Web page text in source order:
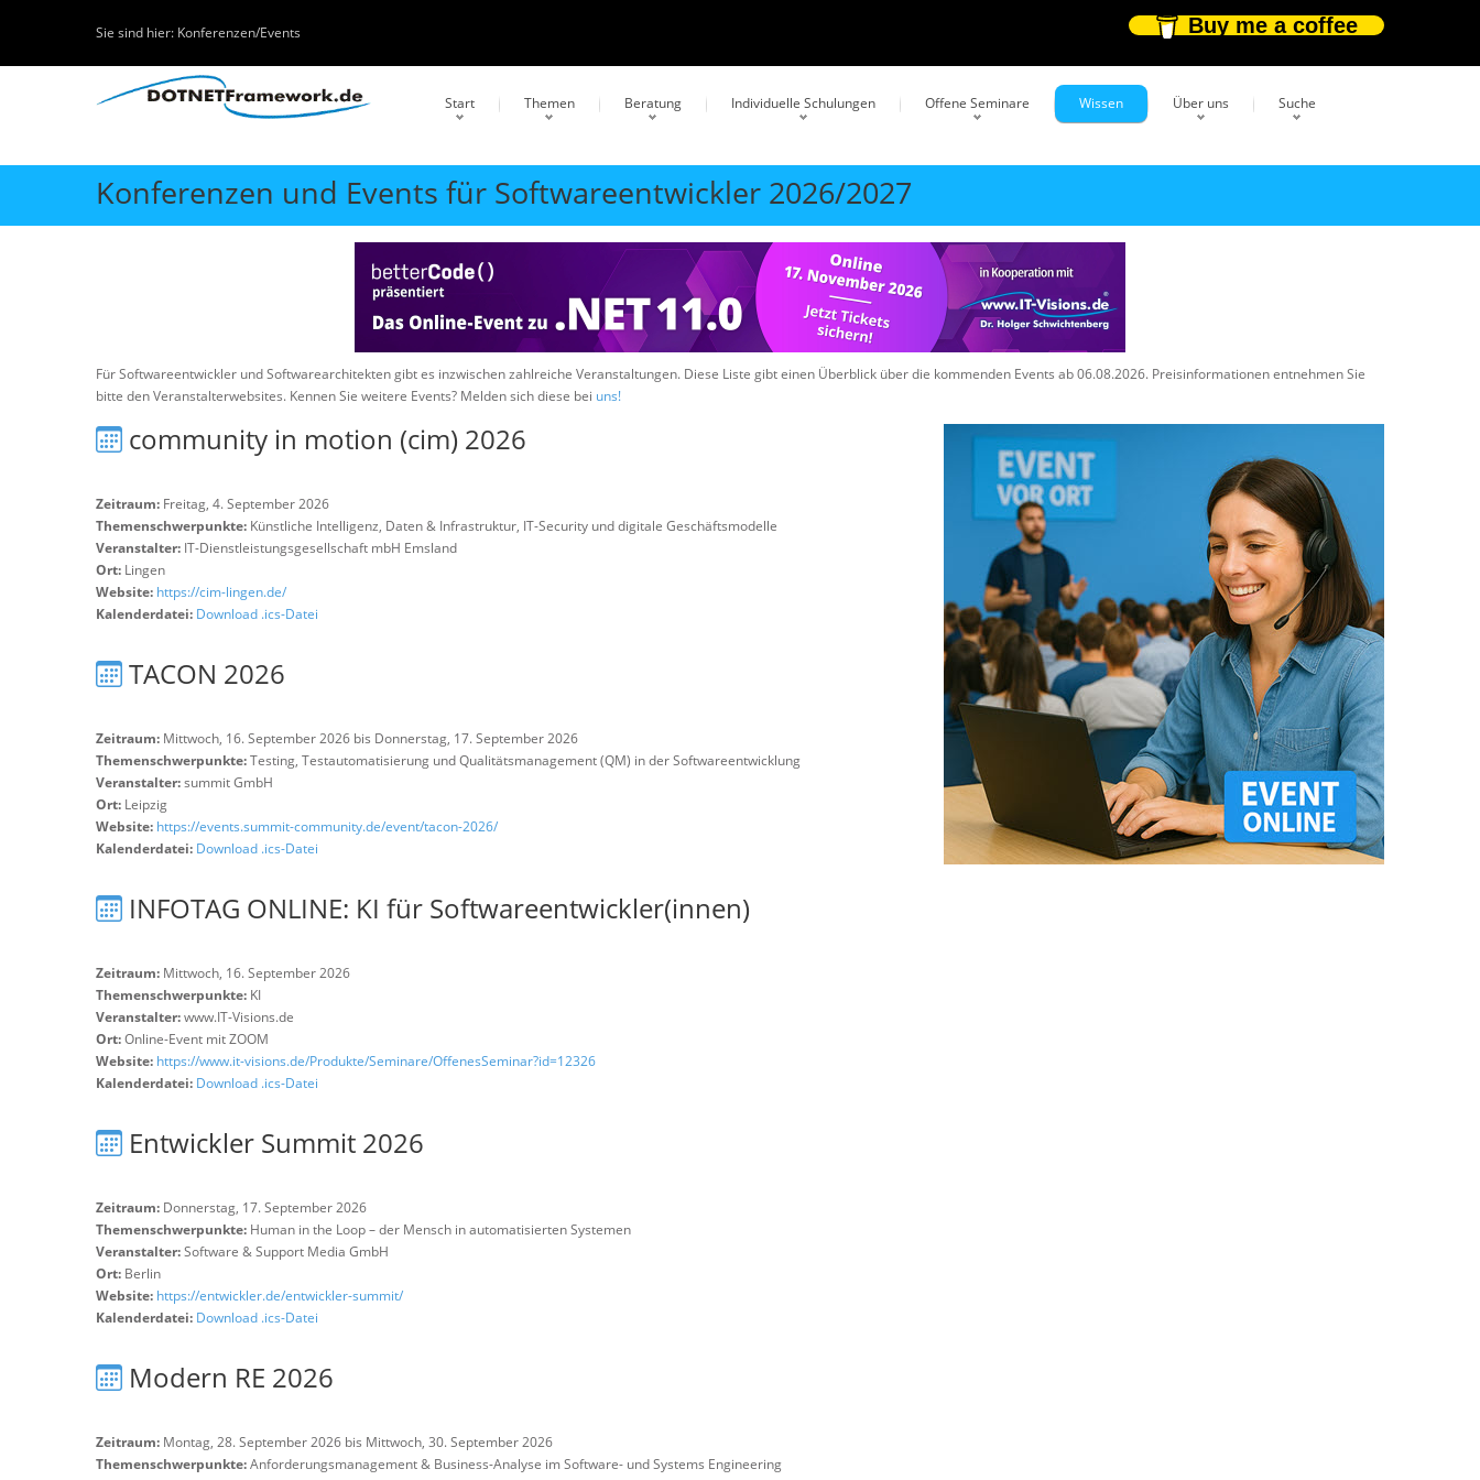
Sie sind hier: Konferenzen/Events Buy me a coffee
Start Themen Beratung Individuelle Schulungen Offene Seminare Wissen Über uns Suche
Konferenzen und Events für Softwareentwickler 2026/2027
Für Softwareentwickler und Softwarearchitekten gibt es inzwischen zahlreiche Veranstaltungen. Diese Liste gibt einen Überblick über die kommenden Events ab 06.08.2026. Preisinformationen entnehmen Sie
bitte den Veranstalterwebsites. Kennen Sie weitere Events? Melden sich diese bei uns!
community in motion (cim) 2026
Zeitraum: Freitag, 4. September 2026
Themenschwerpunkte: Künstliche Intelligenz, Daten & Infrastruktur, IT-Security und digitale Geschäftsmodelle
Veranstalter: IT-Dienstleistungsgesellschaft mbH Emsland
Ort: Lingen
Website: https://cim-lingen.de/
Kalenderdatei: Download .ics-Datei
TACON 2026
Zeitraum: Mittwoch, 16. September 2026 bis Donnerstag, 17. September 2026
Themenschwerpunkte:Testing, Testautomatisierung und Qualitätsmanagement (QM) in der Softwareentwicklung
Veranstalter:summit GmbH
Ort: Leipzig
Website: https://events.summit-community.de/event/tacon-2026/
Kalenderdatei: Download .ics-Datei
INFOTAG ONLINE: KI für Softwareentwickler(innen)
Zeitraum: Mittwoch, 16. September 2026
Themenschwerpunkte: KI
Veranstalter:www.IT-Visions.de
Ort:Online-Event mit ZOOM
Website: https://www.it-visions.de/Produkte/Seminare/OffenesSeminar?id=12326
Kalenderdatei: Download .ics-Datei
Entwickler Summit 2026
Zeitraum: Donnerstag, 17. September 2026
Themenschwerpunkte: Human in the Loop – der Mensch in automatisierten Systemen
Veranstalter:Software & Support Media GmbH
Ort: Berlin
Website: https://entwickler.de/entwickler-summit/
Kalenderdatei: Download .ics-Datei
Modern RE 2026
Zeitraum: Montag, 28. September 2026 bis Mittwoch, 30. September 2026
Themenschwerpunkte:Anforderungsmanagement & Business-Analyse im Software- und Systems Engineering